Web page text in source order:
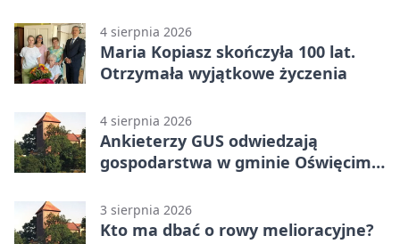
4 sierpnia 2026
Maria Kopiasz skończyła 100 lat.
Otrzymała wyjątkowe życzenia
4 sierpnia 2026
Ankieterzy GUS odwiedzają
gospodarstwa w gminie Oświęcim.
3 sierpnia 2026
Kto ma dbać o rowy melioracyjne?